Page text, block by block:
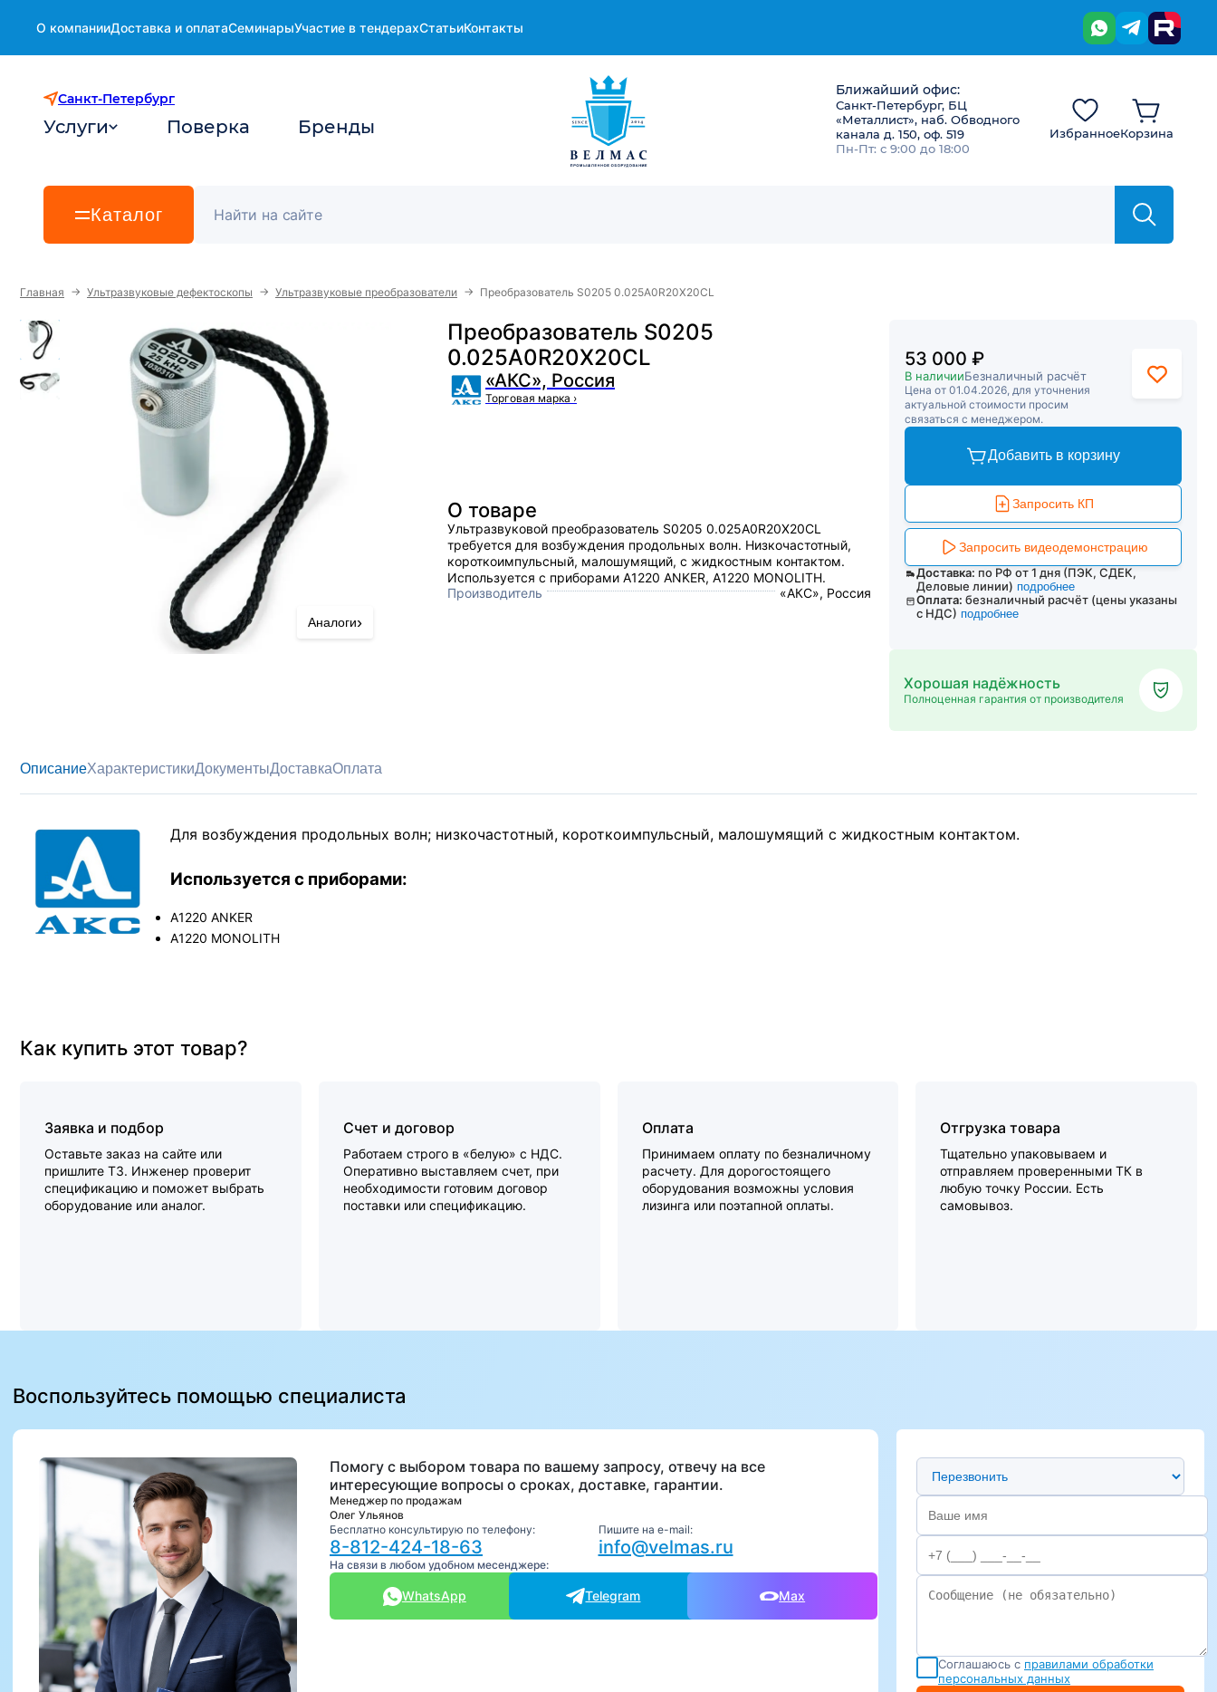
О компанииДоставка и оплатаСеминарыУчастие в тендерахСтатьиКонтакты
Санкт-Петербург
Услуги Поверка Бренды
Ближайший офис:
Санкт-Петербург, БЦ
«Металлист», наб. Обводного
канала д. 150, оф. 519
Пн-Пт: с 9:00 до 18:00
ИзбранноеКорзина
Каталог
Главная → Ультразвуковые дефектоскопы → Ультразвуковые преобразователи → Преобразователь S0205 0.025A0R20X20CL
Преобразователь S0205
0.025A0R20X20CL
«АКС», Россия
Торговая марка ›
Аналоги›
О товаре
Ультразвуковой преобразователь S0205 0.025A0R20X20CL
требуется для возбуждения продольных волн. Низкочастотный,
короткоимпульсный, малошумящий, с жидкостным контактом.
Используется с приборами А1220 ANKER, А1220 MONOLITH.
Производитель
«АКС», Россия
53 000 ₽
В наличииБезналичный расчёт
Цена от 01.04.2026, для уточнения
актуальной стоимости просим
связаться с менеджером.
Добавить в корзину
Запросить КП
Запросить видеодемонстрацию
Доставка: по РФ от 1 дня (ПЭК, СДЕК,
Деловые линии) подробнее
Оплата: безналичный расчёт (цены указаны
с НДС) подробнее
Хорошая надёжность
Полноценная гарантия от производителя
ОписаниеХарактеристикиДокументыДоставкаОплата
Для возбуждения продольных волн; низкочастотный, короткоимпульсный, малошумящий с жидкостным контактом.
Используется с приборами:
А1220 ANKER
А1220 MONOLITH
Как купить этот товар?
Заявка и подбор
Оставьте заказ на сайте или
пришлите ТЗ. Инженер проверит
спецификацию и поможет выбрать
оборудование или аналог.
Счет и договор
Работаем строго в «белую» с НДС.
Оперативно выставляем счет, при
необходимости готовим договор
поставки или спецификацию.
Оплата
Принимаем оплату по безналичному
расчету. Для дорогостоящего
оборудования возможны условия
лизинга или поэтапной оплаты.
Отгрузка товара
Тщательно упаковываем и
отправляем проверенными ТК в
любую точку России. Есть
самовывоз.
Воспользуйтесь помощью специалиста
Помогу с выбором товара по вашему запросу, отвечу на все
интересующие вопросы о сроках, доставке, гарантии.
Менеджер по продажам
Олег Ульянов
Бесплатно консультирую по телефону:
8-812-424-18-63
Пишите на e-mail:
info@velmas.ru
На связи в любом удобном месенджере:
WhatsApp Telegram Max
Предпочтительный способ связи
Соглашаюсь с правилами обработки
персональных данных